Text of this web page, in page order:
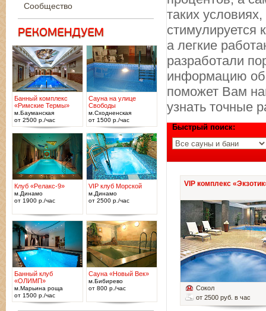
таких
стимулируется
а легкие
разработали
информацию
поможет Вам
узнать точные
Быстрый поиск:
VIP комплекс
Сокол
от 2500 руб. в час
Сообщество
Банный комплекс
«Римские Термы»
м.Бауманская
от 2500 р./час
Сауна на улице
Свободы
м.Сходненская
от 1500 р./час
Клуб «Релакс-9»
м.Динамо
от 1900 р./час
VIP клуб Морской
м.Динамо
от 2500 р./час
Банный клуб
«ОЛИМП»
м.Марьина роща
от 1500 р./час
Сауна «Новый Век»
м.Бибирево
от 800 р./час